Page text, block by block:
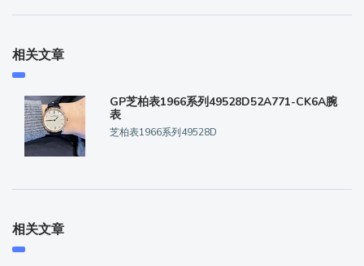
相关文章
GP芝柏表1966系列49528D52A771-CK6A腕
表
芝柏表1966系列49528D
相关文章